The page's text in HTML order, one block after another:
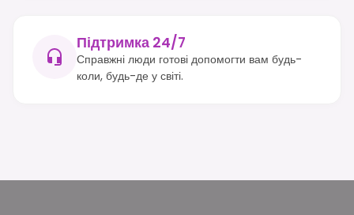
Підтримка 24/7
Справжні люди готові допомогти вам будь-
коли, будь-де у світі.